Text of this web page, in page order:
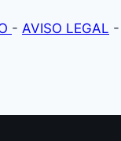
- AVISO LEGAL -